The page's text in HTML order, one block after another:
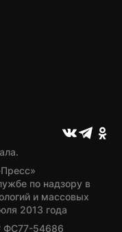
по надзору в
и массовых
2013 года
ФС77-54686